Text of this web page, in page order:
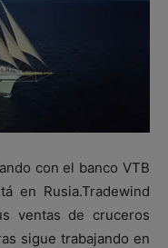
con el banco VTB
en Rusia.Tradewind
ventas de cruceros
sigue trabajando en